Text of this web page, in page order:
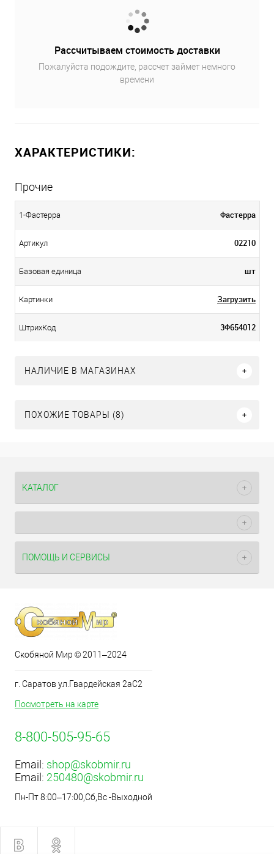
Рассчитываем стоимость доставки
Пожалуйста подождите, рассчет займет немного
времени
ХАРАКТЕРИСТИКИ:
Прочие
1-Фастерра Фастерра
Артикул 02210
Базовая единица шт
Картинки Загрузить
ШтрихКод 3Ф654012
НАЛИЧИЕ В МАГАЗИНАХ
ПОХОЖИЕ ТОВАРЫ (8)
КАТАЛОГ
ПОМОЩЬ И СЕРВИСЫ
Скобяной Мир © 2011–2024
г. Саратов ул.Гвардейская 2аС2
Посмотреть на карте
8-800-505-95-65
Email: shop@skobmir.ru
Email: 250480@skobmir.ru
Пн-Пт 8:00–17:00,Сб,Вс -Выходной